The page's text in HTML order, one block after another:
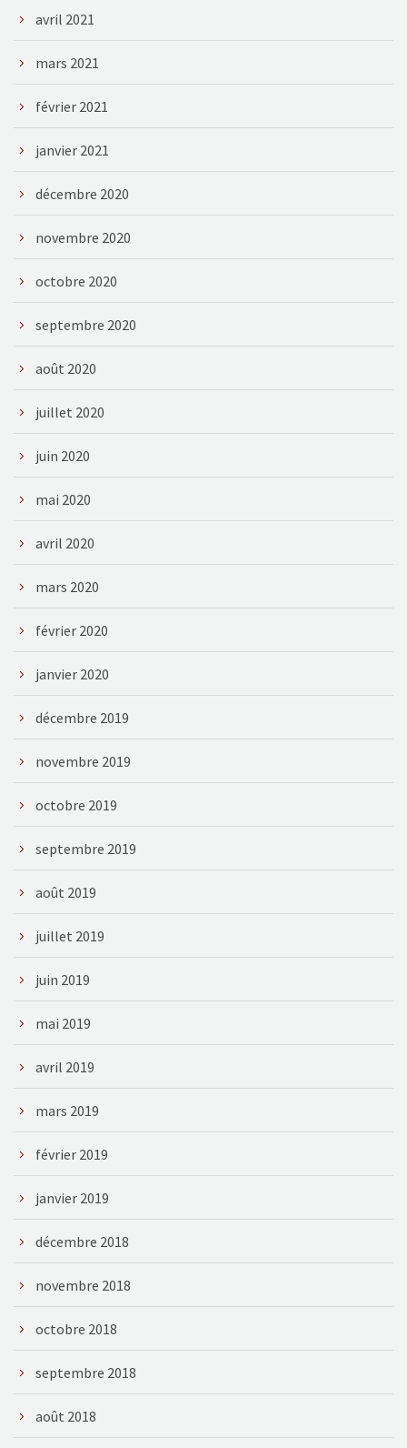
avril 2021
mars 2021
février 2021
janvier 2021
décembre 2020
novembre 2020
octobre 2020
septembre 2020
août 2020
juillet 2020
juin 2020
mai 2020
avril 2020
mars 2020
février 2020
janvier 2020
décembre 2019
novembre 2019
octobre 2019
septembre 2019
août 2019
juillet 2019
juin 2019
mai 2019
avril 2019
mars 2019
février 2019
janvier 2019
décembre 2018
novembre 2018
octobre 2018
septembre 2018
août 2018